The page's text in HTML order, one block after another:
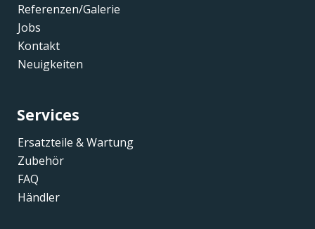
Referenzen/Galerie
Jobs
Kontakt
Neuigkeiten
Services
Ersatzteile & Wartung
Zubehör
FAQ
Händler